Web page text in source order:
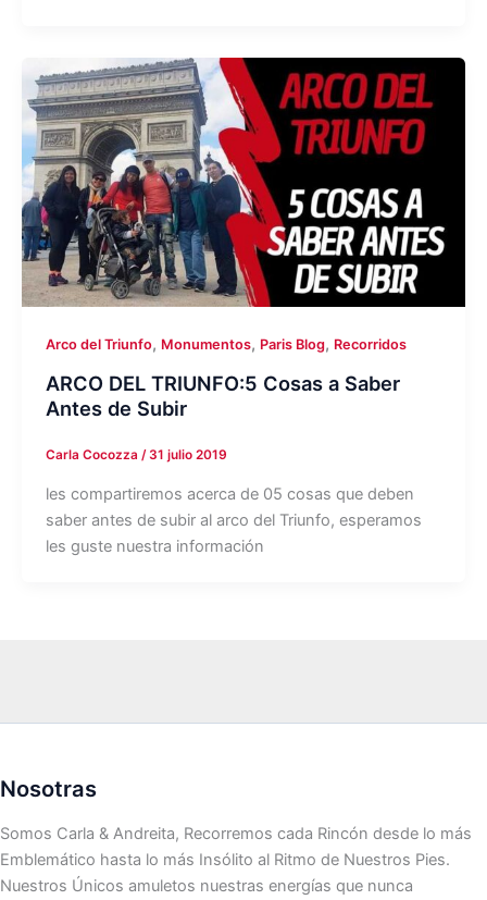
Arco del Triunfo, Monumentos, Paris Blog, Recorridos
ARCO DEL TRIUNFO:5 Cosas a Saber
Antes de Subir
Carla Cocozza / 31 julio 2019
les compartiremos acerca de 05 cosas que deben
saber antes de subir al arco del Triunfo, esperamos
les guste nuestra información
Nosotras
Somos Carla & Andreita, Recorremos cada Rincón desde lo más
Emblemático hasta lo más Insólito al Ritmo de Nuestros Pies.
Nuestros Únicos amuletos nuestras energías que nunca